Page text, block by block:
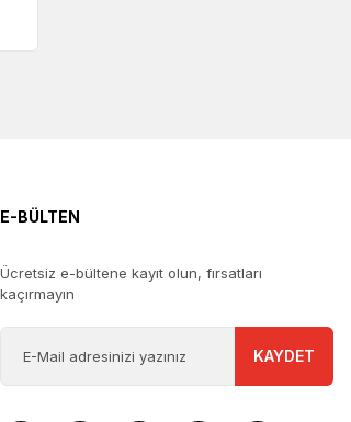
E-BÜLTEN
Ücretsiz e-bültene kayıt olun, fırsatları
kaçırmayın
KAYDET